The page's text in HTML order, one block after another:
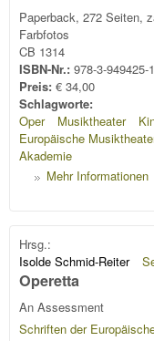
Paperback, 272 Seiten,
Farbfotos
CB 1314
ISBN-Nr.: 978-3-949425-
Preis: € 34,00
Schlagworte:
Oper
Musiktheater
Europäische
Akademie
Mehr Informationen
Hrsg.:
Isolde Schmid-Reiter
Operetta
An Assessment
Schriften der